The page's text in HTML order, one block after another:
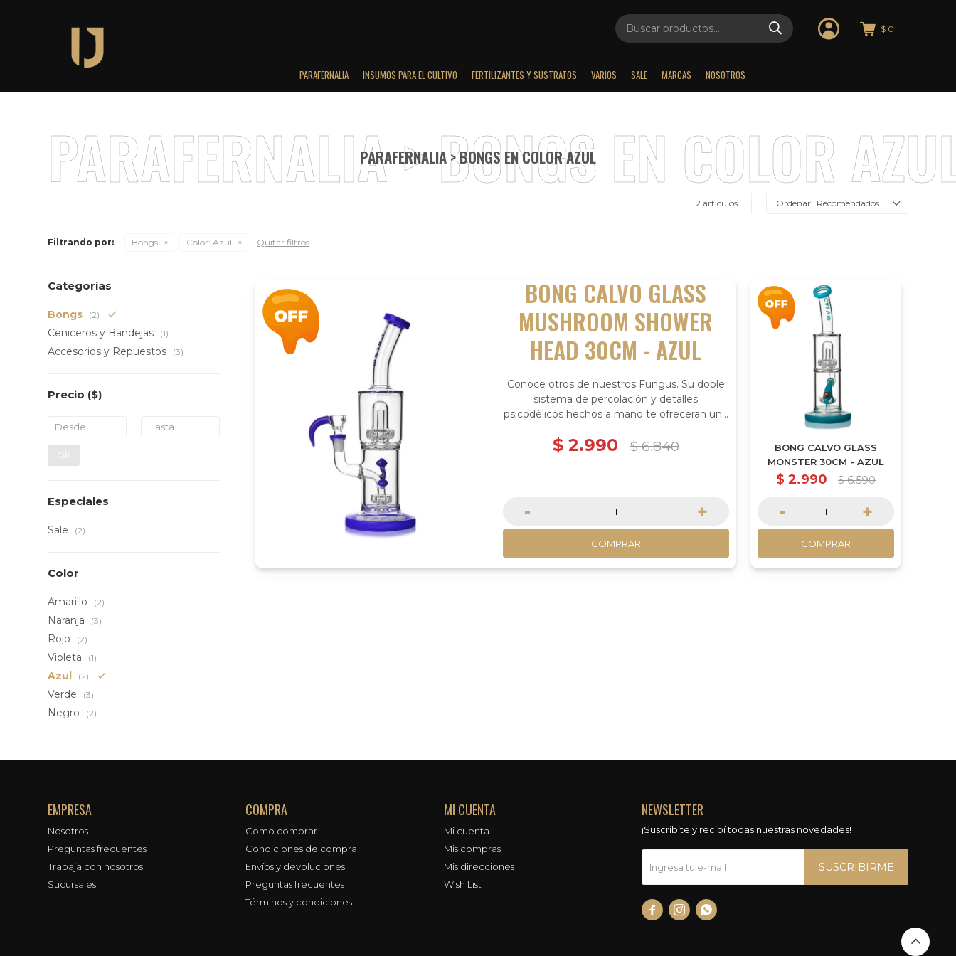
PARAFERNALIA INSUMOS PARA EL CULTIVO FERTILIZANTES Y SUSTRATOS VARIOS SALE MARCAS NOSOTROS
$ 0
PARAFERNALIA > BONGS EN COLOR AZUL
2 artículos Recomendados
Filtrando por: Bongs Color: Azul Quitar filtros
BONG CALVO GLASS
MUSHROOM SHOWER
HEAD 30CM - AZUL
Conoce otros de nuestros Fungus. Su doble
sistema de percolación y detalles
psicodélicos hechos a mano te ofreceran una
$ 2.990 $ 6.840
- +
COMPRAR
BONG CALVO GLASS
MONSTER 30CM - AZUL
$ 2.990 $ 6.590
- +
COMPRAR
Categorías
Bongs (2)
Ceniceros y Bandejas (1)
Accesorios y Repuestos (3)
Precio ($)
OK
Especiales
Sale (2)
Color
Amarillo (2)
Naranja (3)
Rojo (2)
Violeta (1)
Azul (2)
Verde (3)
Negro (2)
EMPRESA
Nosotros
Preguntas frecuentes
Trabaja con nosotros
Sucursales
COMPRA
Como comprar
Condiciones de compra
Envíos y devoluciones
Preguntas frecuentes
Términos y condiciones
MI CUENTA
Mi cuenta
Mis compras
Mis direcciones
Wish List
NEWSLETTER
¡Suscribite y recibí todas nuestras novedades!
SUSCRIBIRME
  